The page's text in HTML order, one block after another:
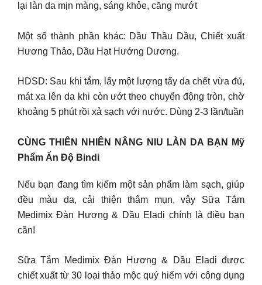
lại làn da mịn màng, sáng khỏe, căng mướt
Một số thành phần khác: Dầu Thầu Dầu, Chiết xuất
Hương Thảo, Dầu Hạt Hướng Dương.
HDSD: Sau khi tắm, lấy một lượng tẩy da chết vừa đủ,
mát xa lên da khi còn ướt theo chuyển động tròn, chờ
khoảng 5 phút rồi xả sạch với nước. Dùng 2-3 lần/tuần
CÙNG THIÊN NHIÊN NÂNG NIU LÀN DA BẠN Mỹ
Phẩm Ấn Độ Bindi
Nếu bạn đang tìm kiếm một sản phẩm làm sạch, giúp
đều màu da, cải thiện thâm mụn, vậy Sữa Tắm
Medimix Đàn Hương & Dầu Eladi chính là điều bạn
cần!
Sữa Tắm Medimix Đàn Hương & Dầu Eladi được
chiết xuất từ 30 loại thảo mộc quý hiếm với công dụng